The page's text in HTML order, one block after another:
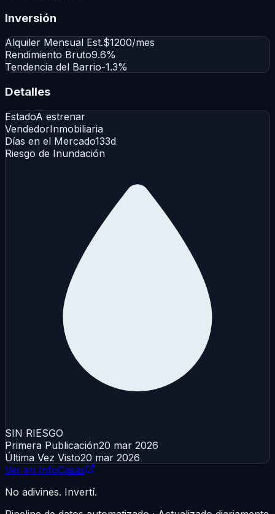
Inversión
Alquiler Mensual Est.$1200/mes
Rendimiento Bruto9.6%
Tendencia del Barrio-1.3%
Detalles
EstadoA estrenar
VendedorInmobiliaria
Días en el Mercado133d
Riesgo de Inundación
SIN RIESGO
Primera Publicación20 mar 2026
Última Vez Visto20 mar 2026
Ver en InfoCasas
No adivines. Invertí.